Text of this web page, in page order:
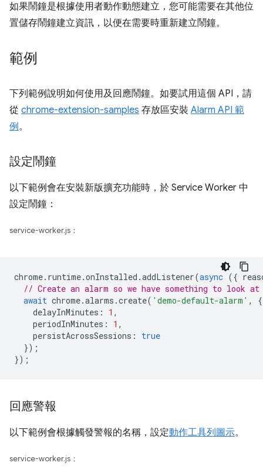
如果鬧鐘是根據使用者動作動態建立，您可能需要在其他位
置儲存鬧鐘建立資訊，以便在需要時重新建立鬧鐘。
範例
下列範例說明如何使用及回應鬧鐘。如要試用這個 API，請
從 chrome-extension-samples 存放區安裝 Alarm API 範
例。
設定鬧鐘
以下範例會在安裝新版擴充功能時，於 Service Worker 中
設定鬧鐘：
service-worker.js：
chrome. runtime.onInstalled .addListener(async ({
// Create an alarm so we have something to look at
await chrome.alarms .create( 'demo-default-alarm' ,
{
delayInMinutes : 1 ,
periodInMinutes : 1 ,
persistAcrossSessions :
true
});
});
回應警報
以下範例會根據觸發警報的名稱，設定動作工具列圖示。
service-worker.js：